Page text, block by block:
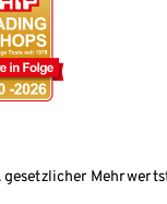
gesetzlicher